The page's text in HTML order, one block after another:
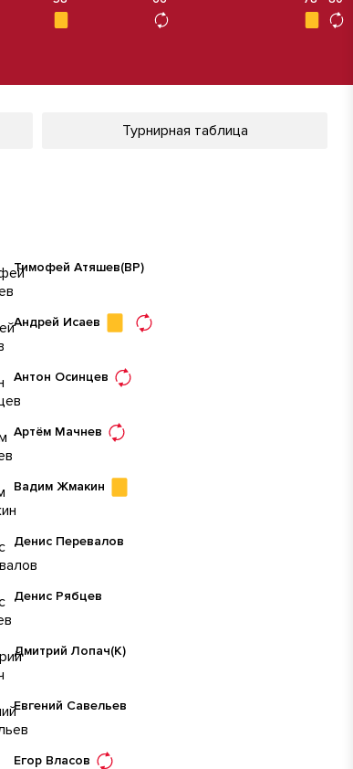
Турнирная таблица
Тимофей Атяшев(ВР)
Андрей Исаев
Антон Осинцев
Артём Мачнев
Вадим Жмакин
Денис Перевалов
Денис Рябцев
Дмитрий Лопач(К)
Евгений Савельев
Егор Власов